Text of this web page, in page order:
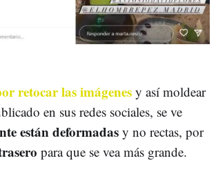
retocar las imágenesy así moldear
en sus redes sociales, se ve
están deformadas y no rectas, por
para que se vea más grande.